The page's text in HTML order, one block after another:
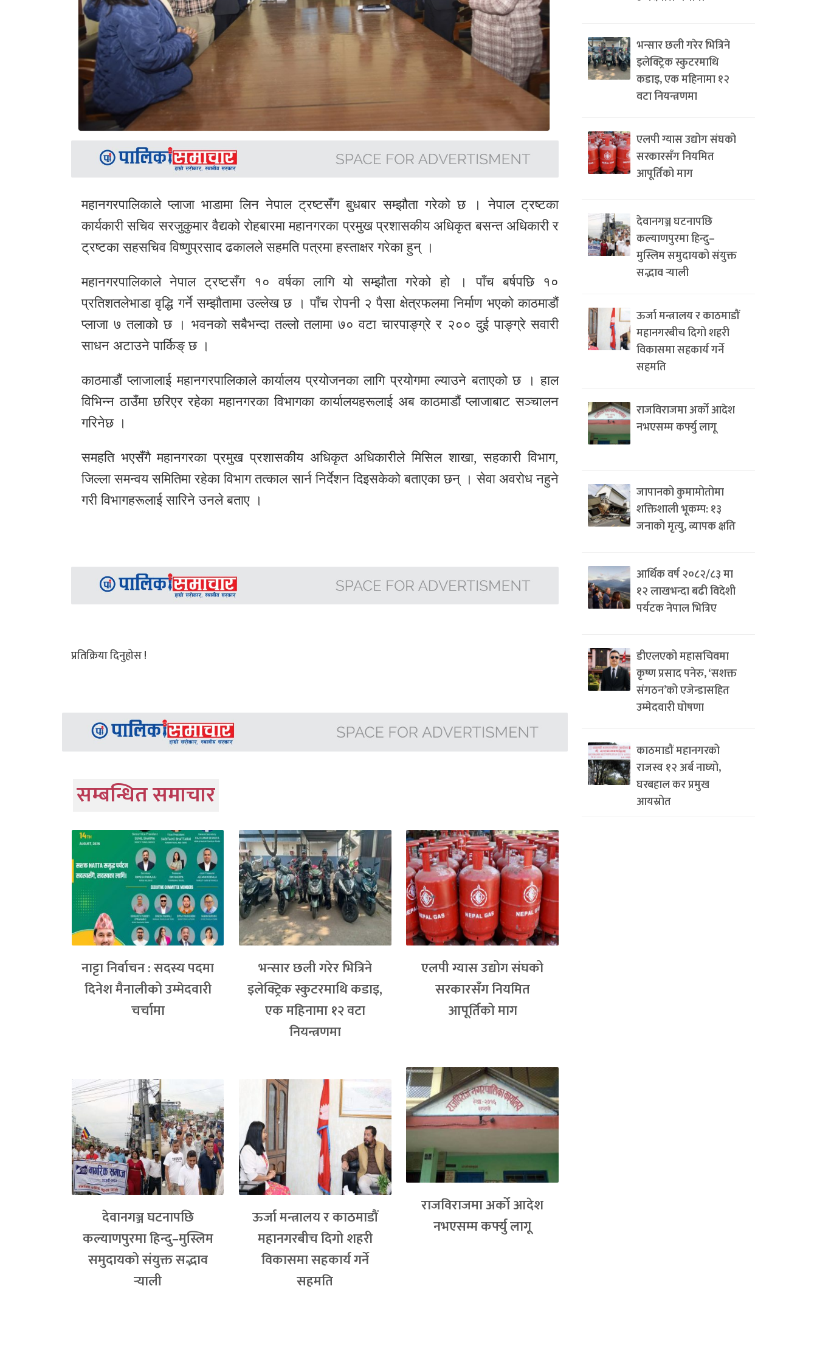
महानगरपालिकाले प्लाजा भाडामा लिन नेपाल ट्रष्टसँग बुधबार सम्झौता गरेको छ । नेपाल ट्रष्टका
कार्यकारी सचिव सरजुकुमार वैद्यको रोहबारमा महानगरका प्रमुख प्रशासकीय अधिकृत बसन्त अधिकारी र
ट्रष्टका सहसचिव विष्णुप्रसाद ढकालले सहमति पत्रमा हस्ताक्षर गरेका हुन् ।
महानगरपालिकाले नेपाल ट्रष्टसँग १० वर्षका लागि यो सम्झौता गरेको हो । पाँच बर्षपछि १०
प्रतिशतलेभाडा वृद्धि गर्ने सम्झौतामा उल्लेख छ । पाँच रोपनी २ पैसा क्षेत्रफलमा निर्माण भएको काठमाडौं
प्लाजा ७ तलाको छ । भवनको सबैभन्दा तल्लो तलामा ७० वटा चारपाङ्ग्रे र २०० दुई पाङ्ग्रे सवारी
साधन अटाउने पार्किङ् छ ।
काठमाडौं प्लाजालाई महानगरपालिकाले कार्यालय प्रयोजनका लागि प्रयोगमा ल्याउने बताएको छ । हाल
विभिन्न ठाउँमा छरिएर रहेका महानगरका विभागका कार्यालयहरूलाई अब काठमाडौं प्लाजाबाट सञ्चालन
गरिनेछ ।
समहति भएसँगै महानगरका प्रमुख प्रशासकीय अधिकृत अधिकारीले मिसिल शाखा, सहकारी विभाग,
जिल्ला समन्वय समितिमा रहेका विभाग तत्काल सार्न निर्देशन दिइसकेको बताएका छन् । सेवा अवरोध नहुने
गरी विभागहरूलाई सारिने उनले बताए ।
प्रतिक्रिया दिनुहोस !
सम्बन्धित समाचार
नाट्टा निर्वाचन : सदस्य पदमा
दिनेश मैनालीको उम्मेदवारी
चर्चामा
भन्सार छली गरेर भित्रिने
इलेक्ट्रिक स्कुटरमाथि कडाइ,
एक महिनामा १२ वटा
नियन्त्रणमा
एलपी ग्यास उद्योग संघको
सरकारसँग नियमित
आपूर्तिको माग
देवानगञ्ज घटनापछि
कल्याणपुरमा हिन्दु–मुस्लिम
समुदायको संयुक्त सद्भाव
र्‍याली
ऊर्जा मन्त्रालय र काठमाडौं
महानगरबीच दिगो शहरी
विकासमा सहकार्य गर्ने
सहमति
राजविराजमा अर्को आदेश
नभएसम्म कर्फ्यु लागू
भन्सार छली गरेर भित्रिने
इलेक्ट्रिक स्कुटरमाथि
कडाइ, एक महिनामा १२
वटा नियन्त्रणमा
एलपी ग्यास उद्योग संघको
सरकारसँग नियमित
आपूर्तिको माग
देवानगञ्ज घटनापछि
कल्याणपुरमा हिन्दु–
मुस्लिम समुदायको संयुक्त
सद्भाव र्‍याली
ऊर्जा मन्त्रालय र काठमाडौं
महानगरबीच दिगो शहरी
विकासमा सहकार्य गर्ने
सहमति
राजविराजमा अर्को आदेश
नभएसम्म कर्फ्यु लागू
जापानको कुमामोतोमा
शक्तिशाली भूकम्प: १३
जनाको मृत्यु, व्यापक क्षति
आर्थिक वर्ष २०८२/८३ मा
१२ लाखभन्दा बढी विदेशी
पर्यटक नेपाल भित्रिए
डीएलएको महासचिवमा
कृष्ण प्रसाद पनेरु, ‘सशक्त
संगठन’को एजेन्डासहित
उम्मेदवारी घोषणा
काठमाडौं महानगरको
राजस्व १२ अर्ब नाघ्यो,
घरबहाल कर प्रमुख
आयस्रोत